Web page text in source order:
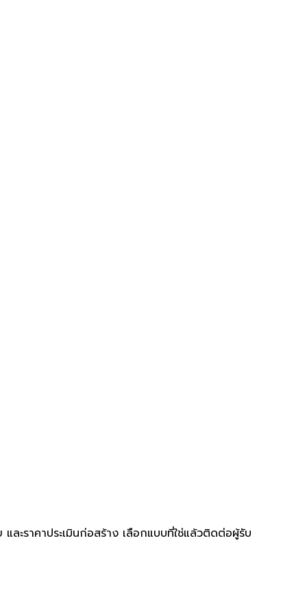
ะราคาประเมินก่อสร้าง เลือกแบบที่ใช่แล้วติดต่อผู้รับ